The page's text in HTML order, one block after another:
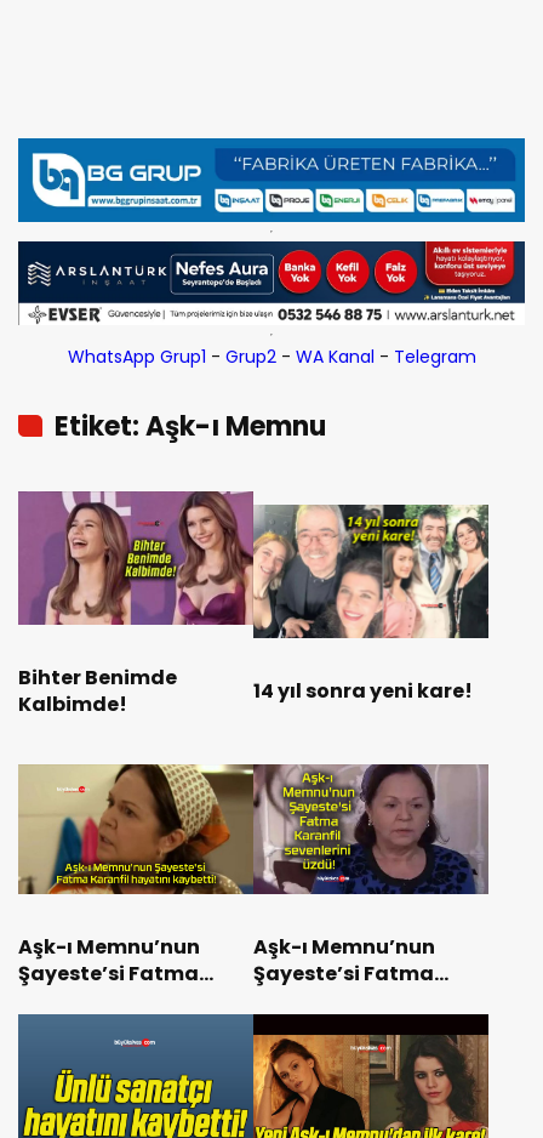
WhatsApp Grup1 - Grup2- WA Kanal - Telegram
Etiket: Aşk-ı Memnu
Bihter Benimde
Kalbimde!
14 yıl sonra yeni kare!
Aşk-ı Memnu’nun
Şayeste’si Fatma
Aşk-ı Memnu’nun
Şayeste’si Fatma